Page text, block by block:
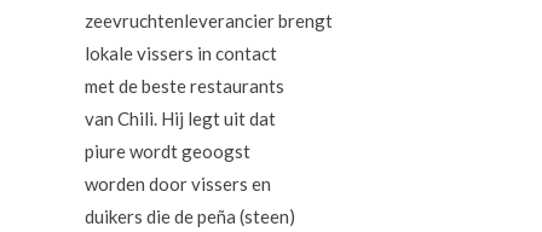
zeevruchtenleverancierbrengt
lokale vissers in contact
met de beste restaurants
van Chili. Hij legt uit dat
piure wordt geoogst
worden door vissers en
duikers die depeña (steen)